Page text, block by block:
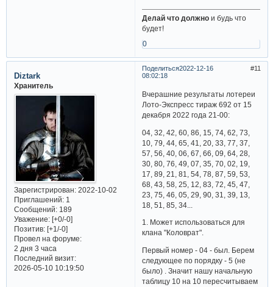
Делай что должно и будь что
будет!
0
Поделиться 11
2022-12-16
08:02:18
Diztark
Хранитель
Зарегистрирован: 2022-10-02
Приглашений:1
Сообщений:189
Уважение: [+0/-0]
Позитив: [+1/-0]
Провел на форуме:
2 дня 3 часа
Последний визит:
2026-05-10 10:19:50
Вчерашние результаты лотереи
Лото-Экспресс тираж 692 от 15
декабря 2022 года 21-00:
04, 32, 42, 60, 86, 15, 74, 62, 73,
10, 79, 44, 65, 41, 20, 33, 77, 37,
57, 56, 40, 06, 67, 66, 09, 64, 28,
30, 80, 76, 49, 07, 35, 70, 02, 19,
17, 89, 21, 81, 54, 78, 87, 59, 53,
68, 43, 58, 25, 12, 83, 72, 45, 47,
23, 75, 46, 05, 29, 90, 31, 39, 13,
18, 51, 85, 34...
1. Может использоваться для
клана "Коловрат".
Первый номер - 04 - был. Берем
следующее по порядку - 5 (не
было) . Значит нашу начальную
таблицу 10 на 10 пересчитываем